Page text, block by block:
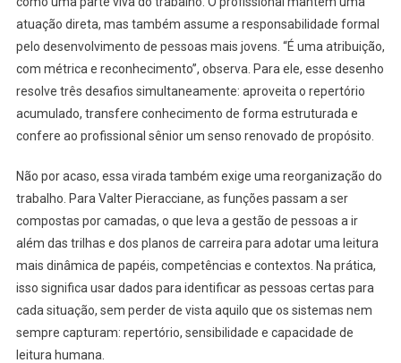
atuação direta, mas também assume a responsabilidade formal
pelo desenvolvimento de pessoas mais jovens. “É uma atribuição,
com métrica e reconhecimento”, observa. Para ele, esse desenho
resolve três desafios simultaneamente: aproveita o repertório
acumulado, transfere conhecimento de forma estruturada e
confere ao profissional sênior um senso renovado de propósito.
Não por acaso, essa virada também exige uma reorganização do
trabalho. Para Valter Pieracciane, as funções passam a ser
compostas por camadas, o que leva a gestão de pessoas a ir
além das trilhas e dos planos de carreira para adotar uma leitura
mais dinâmica de papéis, competências e contextos. Na prática,
isso significa usar dados para identificar as pessoas certas para
cada situação, sem perder de vista aquilo que os sistemas nem
sempre capturam: repertório, sensibilidade e capacidade de
leitura humana.